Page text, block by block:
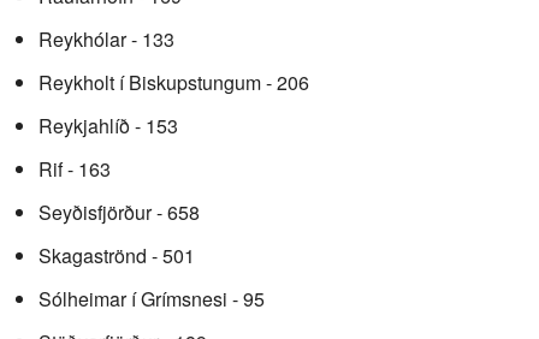
Reykhólar - 133
Reykholt í Biskupstungum - 206
Reykjahlíð - 153
Rif - 163
Seyðisfjörður - 658
Skagaströnd - 501
Sólheimar í Grímsnesi - 95